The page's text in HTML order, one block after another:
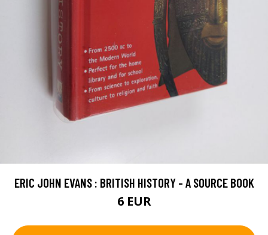
ERIC JOHN EVANS : BRITISH HISTORY - A SOURCE BOOK
6 EUR